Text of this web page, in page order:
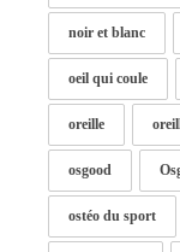
noir et blanc
oeil qui coule
oreille
osgood
ostéo du sport